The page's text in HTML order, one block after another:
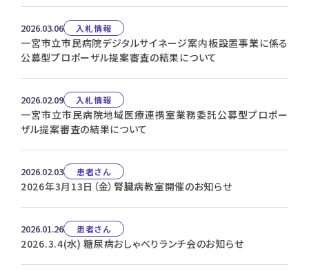
2026.03.06 入札情報
一宮市立市民病院デジタルサイネージ案内板設置事業に係る
公募型プロポーザル提案審査の結果について
2026.02.09 入札情報
一宮市立市民病院地域医療連携室業務委託公募型プロポー
ザル提案審査の結果について
2026.02.03 患者さん
2026年3月13日（金）腎臓病教室開催のお知らせ
2026.01.26 患者さん
2026.3.4(水) 糖尿病おしゃべりランチ会のお知らせ